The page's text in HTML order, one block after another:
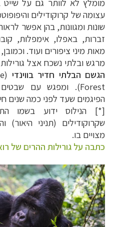
עצומה של קרוקודילים
שונות ומגוונות, בהן אפשר
זברות, באפלו, אימפלות,
מאות מיני ציפורים ועוד.
מרגש ובלתי נשכח אצל
הגשם הבלתי חדיר בווינדי (
Forest
). ומפגש עם
הפיגמים שעד לפני כמה שנים
[*] הנילוס ידוע בשמו
שקרוקודילים (תניני היאור)
מצויים בו.
כתבה על גורילות ההרים של